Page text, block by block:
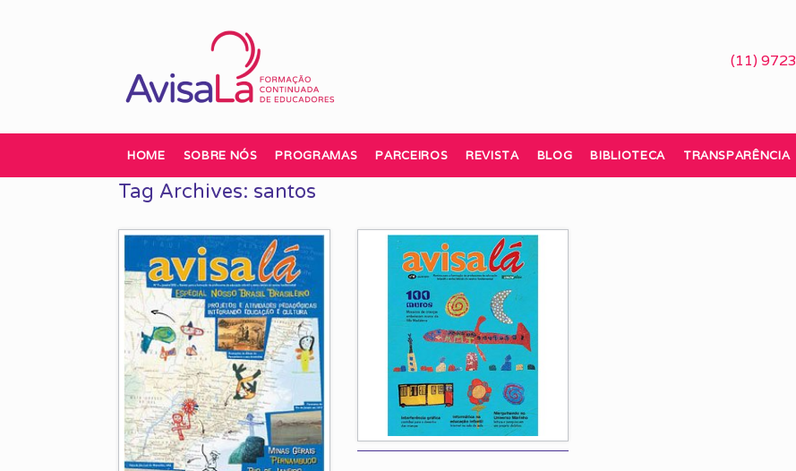
(11)
HOME SOBRE NÓS PROGRAMAS PARCEIROS REVISTA BLOG BIBLIOTECA TRANSPARÊNCIA
Tag Archives: santos